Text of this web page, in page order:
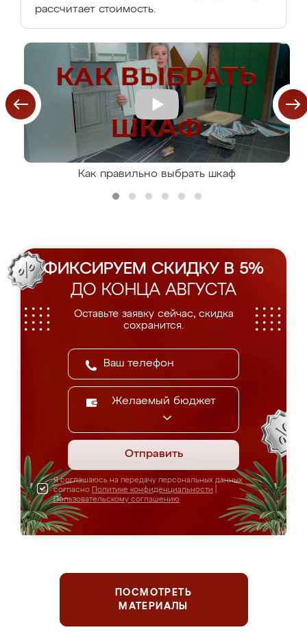
рассчитает стоимость.
Как правильно выбрать шкаф
ФИКСИРУЕМ СКИДКУ В 5%
ДО КОНЦА АВГУСТА
Оставьте заявку сейчас, скидка
сохранится.
Желаемый бюджет
Отправить
Я соглашаюсь на передачу персональных данных
согласно Политике конфиденциальности
Пользовательскому соглашению
ПОСМОТРЕТЬ
МАТЕРИАЛЫ